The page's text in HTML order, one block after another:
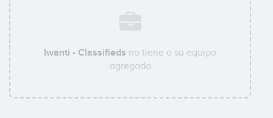
Iwanti - Classifieds no tiene a su equipo
agregado